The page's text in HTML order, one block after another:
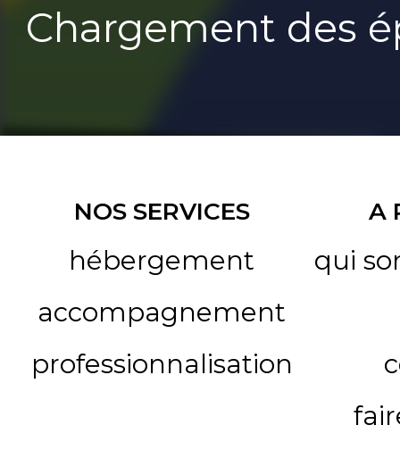
Chargement des
NOS SERVICES
hébergement
accompagnement
professionnalisation
A
qui